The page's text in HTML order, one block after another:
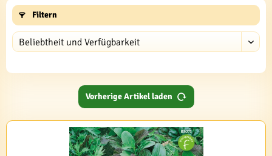
Filtern
Vorherige Artikel laden